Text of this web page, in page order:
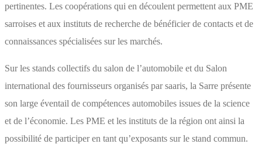
pertinentes. Les coopérations qui en découlent permettent aux PME
sarroises et aux instituts de recherche de bénéficier de contacts et de
connaissances spécialisées sur les marchés.
Sur les stands collectifs du salon de l’automobile et du Salon
international des fournisseurs organisés par saaris, la Sarre présente
son large éventail de compétences automobiles issues de la science
et de l’économie. Les PME et les instituts de la région ont ainsi la
possibilité de participer en tant qu’exposants sur le stand commun.